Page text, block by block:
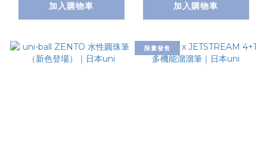
加入購物車 加入購物車
限量發售